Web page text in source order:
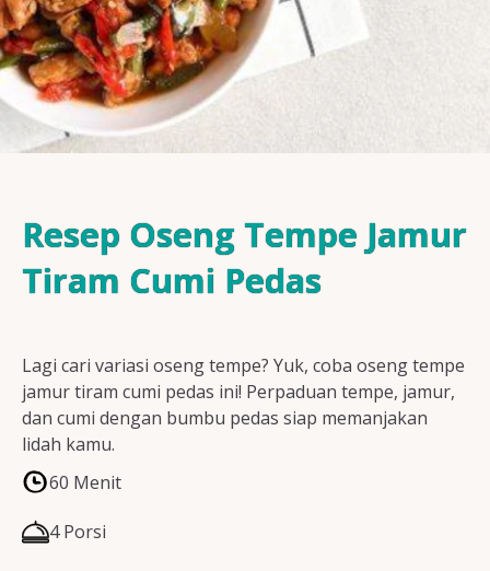
Resep Daging
Resep Tempe/Tahu
Resep Sayuran
Resep Oseng Tempe Jamur
Tiram Cumi Pedas
Lagi cari variasi oseng tempe? Yuk, coba oseng tempe
jamur tiram cumi pedas ini! Perpaduan tempe, jamur,
dan cumi dengan bumbu pedas siap memanjakan
lidah kamu.
60 Menit
4 Porsi